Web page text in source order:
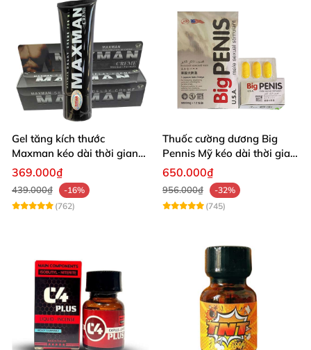
Gel tăng kích thước
Maxman kéo dài thời gian
quan hệ nhập Mỹ
369.000₫
439.000₫
-16%
(762)
Thuốc cường dương Big
Pennis Mỹ kéo dài thời gian
hiệu quả
650.000₫
956.000₫
-32%
(745)